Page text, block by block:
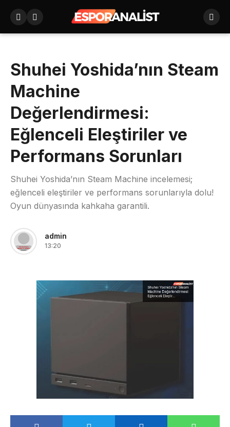
Shuhei Yoshida’nın Steam
Machine
Değerlendirmesi:
Eğlenceli Eleştiriler ve
Performans Sorunları
Shuhei Yoshida’nın Steam Machine incelemesi;
eğlenceli eleştiriler ve performans sorunlarıyla dolu!
Oyun dünyasında kahkaha garantili.
admin
13:20